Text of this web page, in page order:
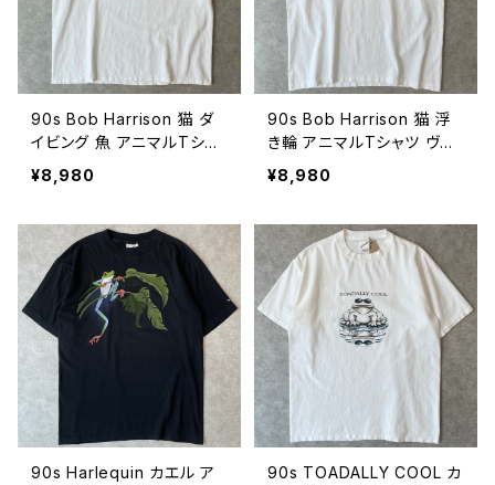
90s Bob Harrison 猫 ダ
イビング 魚 アニマルTシャ
ツ ヴィンテージ 動物 ネコ
ねこ ボブハリソン 海 古着
OPPER 90年代 ビンテー
ジ XL 26080608
¥8,980
90s Bob Harrison 猫 浮
き輪 アニマルTシャツ ヴィ
ンテージ 動物 ネコ ねこ ボ
ブハリソン 夏 プール 海 古
テージ Totally Cool! XL 2
6080607
¥8,980
90s Harlequin カエル ア
90s TOADALLY COOL カ